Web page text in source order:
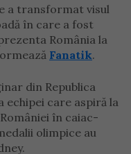
a transformat visul
în care a fost
România la
Fanatik.
din Republica
echipei care aspiră la
în caiac-
olimpice au